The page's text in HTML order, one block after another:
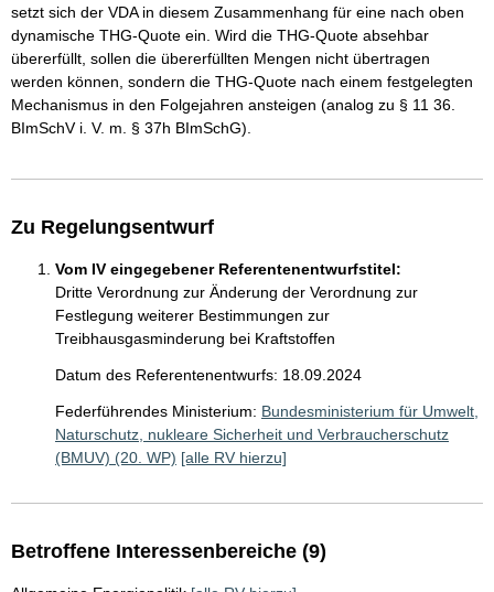
setzt sich der VDA in diesem Zusammenhang für eine nach oben
dynamische THG-Quote ein. Wird die THG-Quote absehbar
übererfüllt, sollen die übererfüllten Mengen nicht übertragen
werden können, sondern die THG-Quote nach einem festgelegten
Mechanismus in den Folgejahren ansteigen (analog zu § 11 36.
BImSchV i. V. m. § 37h BImSchG).
Zu Regelungsentwurf
Vom IV eingegebener Referentenentwurfstitel:
Dritte Verordnung zur Änderung der Verordnung zur
Festlegung weiterer Bestimmungen zur
Treibhausgasminderung bei Kraftstoffen
Datum des Referentenentwurfs: 18.09.2024
Federführendes Ministerium: Bundesministerium für Umwelt,
Naturschutz, nukleare Sicherheit und Verbraucherschutz
(BMUV) (20. WP) [alle RV hierzu]
Betroffene Interessenbereiche (9)